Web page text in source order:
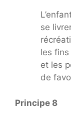
se
les fins
et les
de
Principe 8